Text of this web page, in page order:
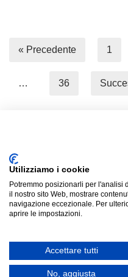
« Precedente 1
… 36
Privacy Policy –
UNIONE STAMPA
FRIULI VENEZIA GIULIA
Italia 13 34121 Trieste
Fiscale 80031170329
Tempore: Umberto
email: aas-
Utilizziamo i cookie
Potremmo posizionarli per l'analisi
il nostro sito Web, mostrare
navigazione eccezionale. Per
aprire le impostazioni.
Accettare tutti
No, aggiusta